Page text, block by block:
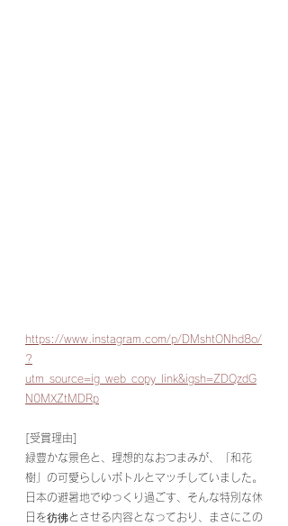
https://www.instagram.com/p/DMshtONhd8o/
?
utm_source=ig_web_copy_link&igsh=ZDQzdG
N0MXZtMDRp
[受賞理由]
緑豊かな景色と、理想的なおつまみが、「和花
樹」の可愛らしいボトルとマッチしていました。
日本の避暑地でゆっくり過ごす、そんな特別な休
日を彷彿とさせる内容となっており、まさにこの